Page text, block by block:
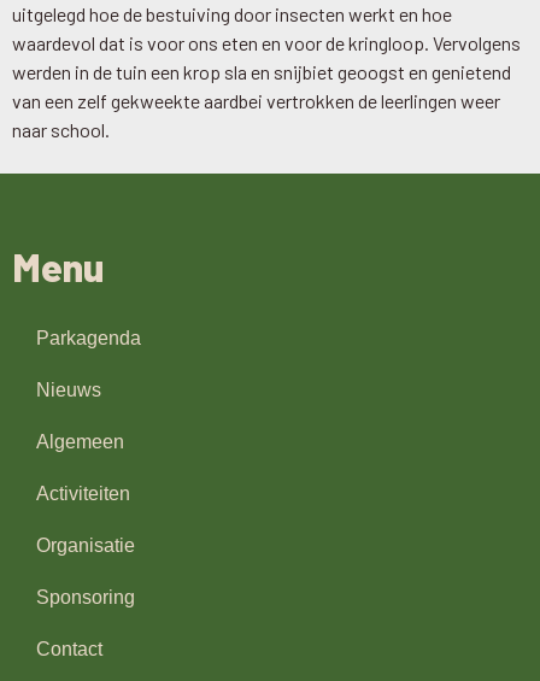
uitgelegd hoe de bestuiving door insecten werkt en hoe
waardevol dat is voor ons eten en voor de kringloop. Vervolgens
werden in de tuin een krop sla en snijbiet geoogst en genietend
van een zelf gekweekte aardbei vertrokken de leerlingen weer
naar school.
Menu
Parkagenda
Nieuws
Algemeen
Activiteiten
Organisatie
Sponsoring
Contact